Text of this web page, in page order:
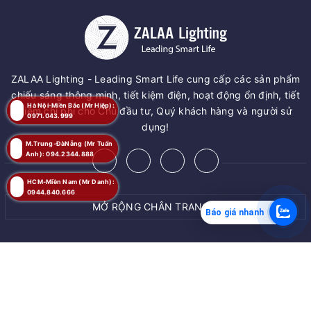
ZALAA Lighting - Leading Smart Life cung cấp các sản phẩm
chiếu sáng thông minh, tiết kiệm điện, hoạt động ổn định, tiết
kiệm chi phí cho Chủ đầu tư, Quý khách hàng và người sử
dụng!
MỞ RỘNG CHÂN TRANG
HCM-Miền Nam (Mr Danh):
0944.840.666
Hà Nội-Miền Bắc (Mr Hiệp):
0971.043.999
M.Trung-ĐàNẵng (Mr Tuấn
Anh): 094.2344.888
Báo giá nhanh